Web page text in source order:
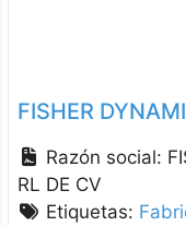
FISHER
Razón social:
RL DE CV
Etiquetas: